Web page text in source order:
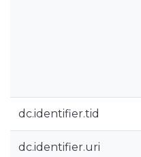
dc.identifier.tid
dc.identifier.uri